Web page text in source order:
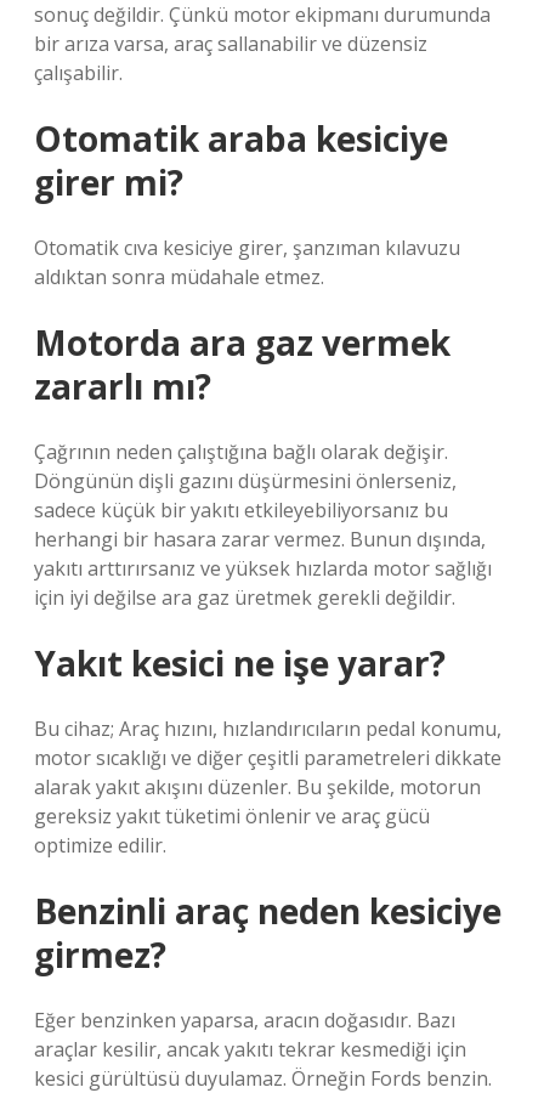
sonuç değildir. Çünkü motor ekipmanı durumunda
bir arıza varsa, araç sallanabilir ve düzensiz
çalışabilir.
Otomatik araba kesiciye
girer mi?
Otomatik cıva kesiciye girer, şanzıman kılavuzu
aldıktan sonra müdahale etmez.
Motorda ara gaz vermek
zararlı mı?
Çağrının neden çalıştığına bağlı olarak değişir.
Döngünün dişli gazını düşürmesini önlerseniz,
sadece küçük bir yakıtı etkileyebiliyorsanız bu
herhangi bir hasara zarar vermez. Bunun dışında,
yakıtı arttırırsanız ve yüksek hızlarda motor sağlığı
için iyi değilse ara gaz üretmek gerekli değildir.
Yakıt kesici ne işe yarar?
Bu cihaz; Araç hızını, hızlandırıcıların pedal konumu,
motor sıcaklığı ve diğer çeşitli parametreleri dikkate
alarak yakıt akışını düzenler. Bu şekilde, motorun
gereksiz yakıt tüketimi önlenir ve araç gücü
optimize edilir.
Benzinli araç neden kesiciye
girmez?
Eğer benzinken yaparsa, aracın doğasıdır. Bazı
araçlar kesilir, ancak yakıtı tekrar kesmediği için
kesici gürültüsü duyulamaz. Örneğin Fords benzin.